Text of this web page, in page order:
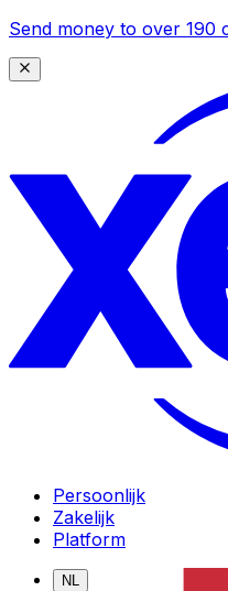
Send money to over 190
Persoonlijk
Zakelijk
Platform
NL